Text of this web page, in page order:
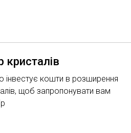
кристалів
інвестує кошти в розширення
щоб запропонувати вам